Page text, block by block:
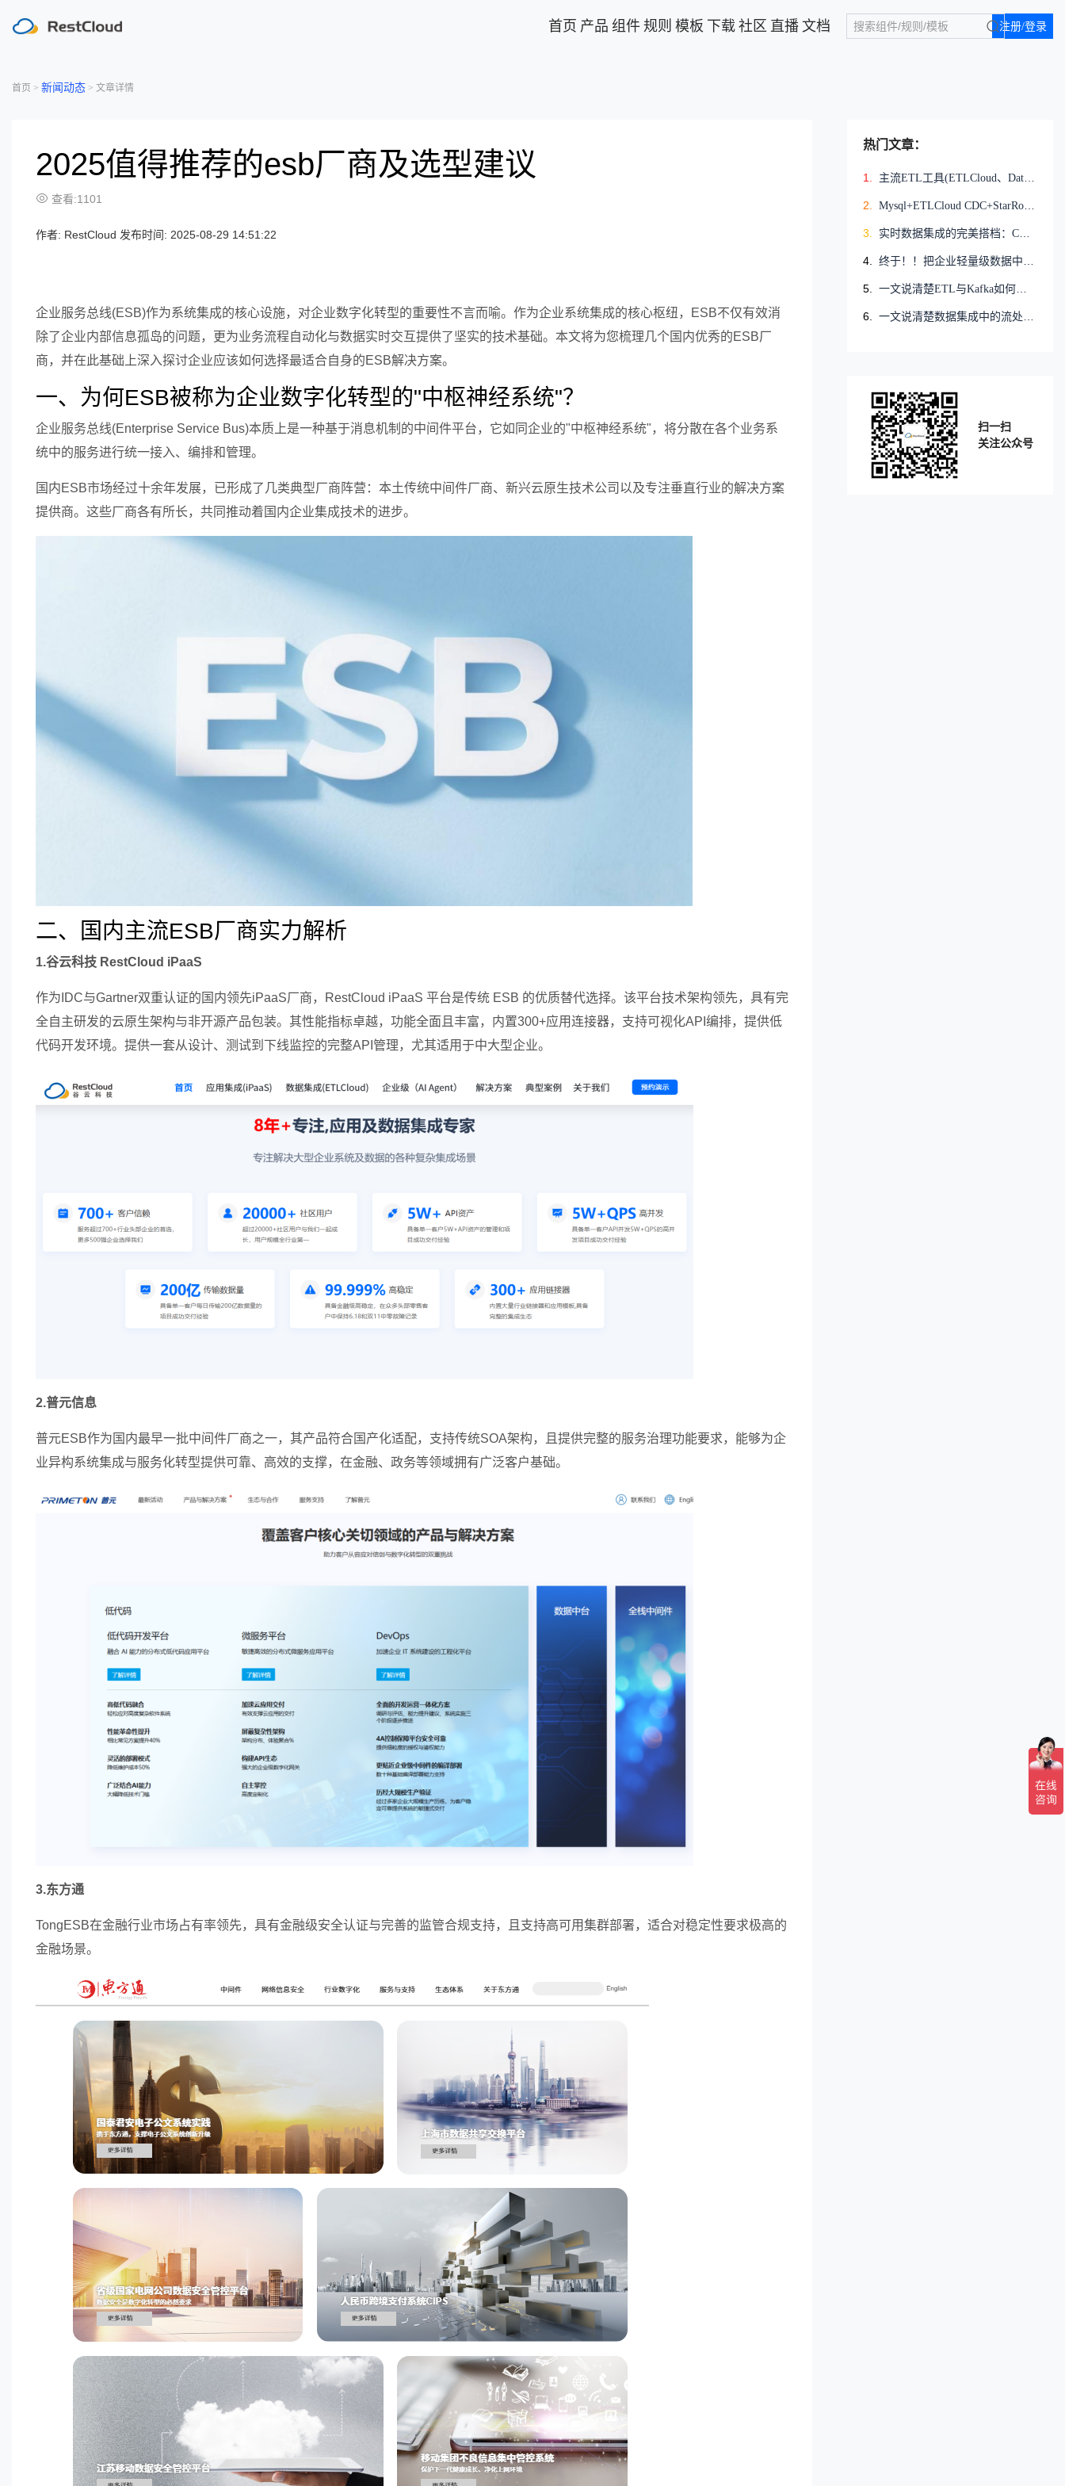
首页 产品 组件 规则 模板 下载 社区 直播 文档 注册/登录
首页 > 新闻动态 > 文章详情
2025值得推荐的esb厂商及选型建议
查看:1101
作者: RestCloud 发布时间: 2025-08-29 14:51:22
企业服务总线(ESB)作为系统集成的核心设施，对企业数字化转型的重要性不言而喻。作为企业系统集成的核心枢纽，ESB不仅有效消
除了企业内部信息孤岛的问题，更为业务流程自动化与数据实时交互提供了坚实的技术基础。本文将为您梳理几个国内优秀的ESB厂
商，并在此基础上深入探讨企业应该如何选择最适合自身的ESB解决方案。
一、为何ESB被称为企业数字化转型的"中枢神经系统"？
企业服务总线(Enterprise Service Bus)本质上是一种基于消息机制的中间件平台，它如同企业的"中枢神经系统"，将分散在各个业务系
统中的服务进行统一接入、编排和管理。
国内ESB市场经过十余年发展，已形成了几类典型厂商阵营：本土传统中间件厂商、新兴云原生技术公司以及专注垂直行业的解决方案
提供商。这些厂商各有所长，共同推动着国内企业集成技术的进步。
二、国内主流ESB厂商实力解析
1.谷云科技 RestCloud iPaaS
作为IDC与Gartner双重认证的国内领先iPaaS厂商，RestCloud iPaaS 平台是传统 ESB 的优质替代选择。该平台技术架构领先，具有完
全自主研发的云原生架构与非开源产品包装。其性能指标卓越，功能全面且丰富，内置300+应用连接器，支持可视化API编排，提供低
代码开发环境。提供一套从设计、测试到下线监控的完整API管理，尤其适用于中大型企业。
2.普元信息
普元ESB作为国内最早一批中间件厂商之一，其产品符合国产化适配，支持传统SOA架构，且提供完整的服务治理功能要求，能够为企
业异构系统集成与服务化转型提供可靠、高效的支撑，在金融、政务等领域拥有广泛客户基础。
3.东方通
TongESB在金融行业市场占有率领先，具有金融级安全认证与完善的监管合规支持，且支持高可用集群部署，适合对稳定性要求极高的
金融场景。
热门文章：
1.
2.
3.
4.
5.
6.
扫一扫
关注公众号